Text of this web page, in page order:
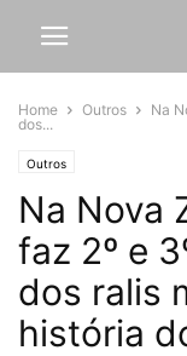
Home Outros
Na
dos...
Outros
Na Nova
faz 2º e
dos ralis
história